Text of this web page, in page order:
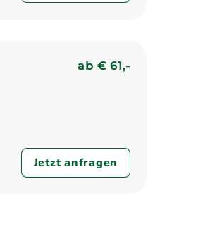
ab € 61,-
Jetzt anfragen